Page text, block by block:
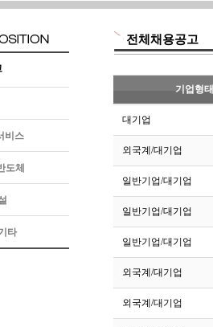
비스
도체
타
전체채용공고
기업형태
13
대기업
12
외국계/대기업
11
일반기업/대기업
10
일반기업/대기업
일반기업/대기업
외국계/대기업
외국계/대기업